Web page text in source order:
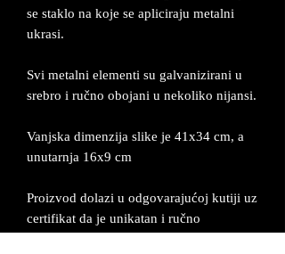
se staklo na koje se apliciraju metalni
ukrasi.
Svi metalni elementi su galvanizirani u
srebro i ručno obojani u nekoliko nijansi.
Vanjska dimenzija slike je 41x34 cm, a
unutarnja 16x9 cm
Proizvod dolazi u odgovarajućoj kutiji uz
certifikat da je unikatan i ručno